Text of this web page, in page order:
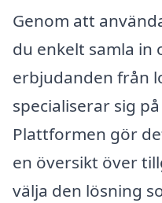
Genom att
du enkelt samla in
erbjudanden från
specialiserar sig på
Plattformen gör
en översikt över
välja den lösning